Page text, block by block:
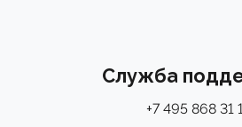
Служба
+7 495 868 31